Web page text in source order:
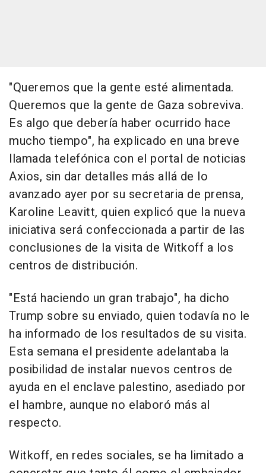
"Queremos que la gente esté alimentada.
Queremos que la gente de Gaza sobreviva.
Es algo que debería haber ocurrido hace
mucho tiempo", ha explicado en una breve
llamada telefónica con el portal de noticias
Axios, sin dar detalles más allá de lo
avanzado ayer por su secretaria de prensa,
Karoline Leavitt, quien explicó que la nueva
iniciativa será confeccionada a partir de las
conclusiones de la visita de Witkoff a los
centros de distribución.
"Está haciendo un gran trabajo", ha dicho
Trump sobre su enviado, quien todavía no le
ha informado de los resultados de su visita.
Esta semana el presidente adelantaba la
posibilidad de instalar nuevos centros de
ayuda en el enclave palestino, asediado por
el hambre, aunque no elaboró más al
respecto.
Witkoff, en redes sociales, se ha limitado a